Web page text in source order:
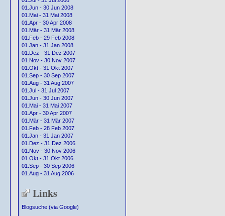
01.Jun - 30 Jun 2008
01.Mai - 31 Mai 2008
01.Apr - 30 Apr 2008
01.Mär - 31 Mär 2008
01.Feb - 29 Feb 2008
01.Jan - 31 Jan 2008
01.Dez - 31 Dez 2007
01.Nov - 30 Nov 2007
01.Okt - 31 Okt 2007
01.Sep - 30 Sep 2007
01.Aug - 31 Aug 2007
01.Jul - 31 Jul 2007
01.Jun - 30 Jun 2007
01.Mai - 31 Mai 2007
01.Apr - 30 Apr 2007
01.Mär - 31 Mär 2007
01.Feb - 28 Feb 2007
01.Jan - 31 Jan 2007
01.Dez - 31 Dez 2006
01.Nov - 30 Nov 2006
01.Okt - 31 Okt 2006
01.Sep - 30 Sep 2006
01.Aug - 31 Aug 2006
Links
Blogsuche (via Google)